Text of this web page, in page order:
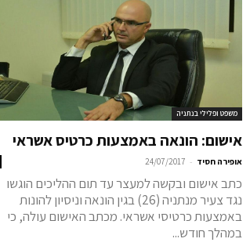
משפט ופלילי בנתניה
אישום: הונאה באמצעות כרטיס אשראי
אופירה חסיד -
24/07/2017
כתב אישום ובקשה למעצר עד תום ההליכים הוגשו
נגד צעיר מנתניה (26) בגין הונאה וניסיון להונות
באמצעות כרטיסי אשראי. מכתב האישום עולה, כי
במהלך חודש...